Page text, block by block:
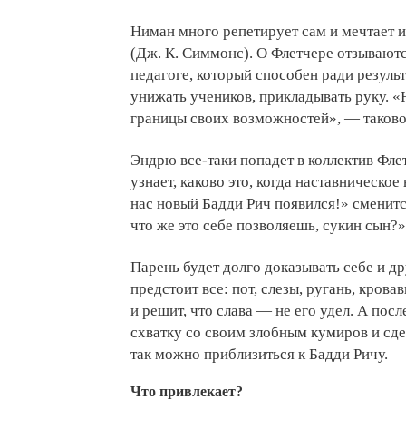
Ниман много репетирует сам и мечтает
(Дж. К. Симмонс). О Флетчере
педагоге, который способен ради
унижать учеников, прикладывать руку.
границы своих возможностей», —
Эндрю все-таки попадет в коллектив
узнает, каково это, когда
нас новый Бадди Рич появился!»
что же это себе позволяешь, сукин сын?»
Парень будет долго доказывать себе и
предстоит все: пот, слезы, ругань,
и решит, что слава — не его удел. А
схватку со своим злобным кумиров и
так можно приблизиться к Бадди Ричу.
Что привлекает?